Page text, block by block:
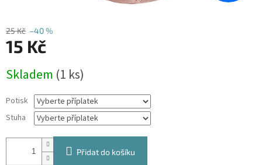
25 Kč –40 %
15 Kč
cena:
Skladem (1 ks)
Potisk
Stuha
Přidat do košíku